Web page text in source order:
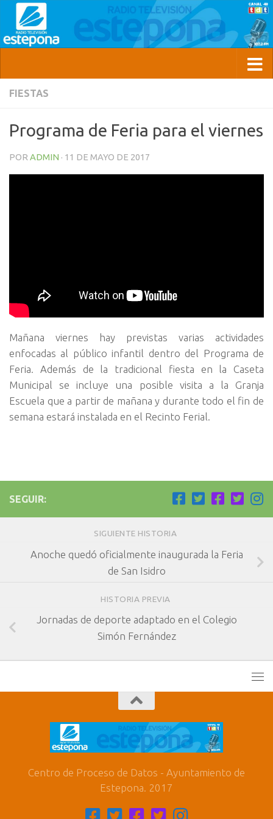
FIESTAS
Programa de Feria para el viernes
POR ADMIN · 11 DE MAYO DE 2017
Mañana viernes hay previstas varias actividades
enfocadas al público infantil dentro del Programa de
Feria. Además de la tradicional fiesta en la Caseta
Municipal se incluye una posible visita a la Granja
Escuela que a partir de mañana y durante todo el fin de
semana estará instalada en el Recinto Ferial.
SEGUIR:
SIGUIENTE HISTORIA
Anoche quedó oficialmente inaugurada la Feria
de San Isidro
HISTORIA PREVIA
Jornadas de deporte adaptado en el Colegio
Simón Fernández
Centro de Proceso de Datos - Ayuntamiento de
Estepona. 2017